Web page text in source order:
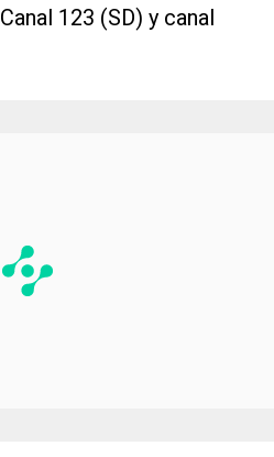
123 (SD) y canal